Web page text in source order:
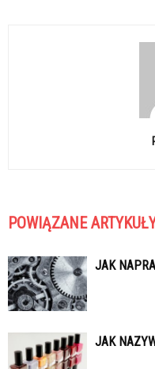
POWIĄZANE
JAK
JAK